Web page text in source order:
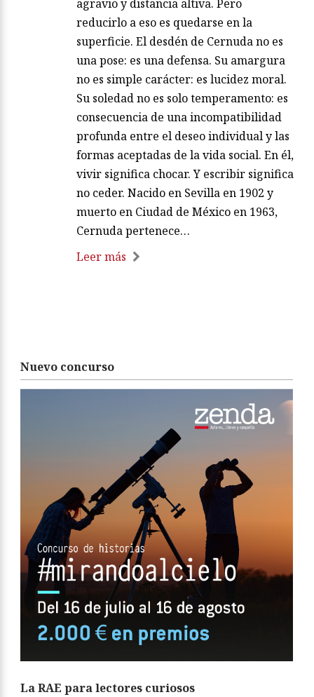
agravio y distancia altiva. Pero
reducirlo a eso es quedarse en la
superficie. El desdén de Cernuda no es
una pose: es una defensa. Su amargura
no es simple carácter: es lucidez moral.
Su soledad no es solo temperamento: es
consecuencia de una incompatibilidad
profunda entre el deseo individual y las
formas aceptadas de la vida social. En él,
vivir significa chocar. Y escribir significa
no ceder. Nacido en Sevilla en 1902 y
muerto en Ciudad de México en 1963,
Cernuda pertenece…
Leer más
Nuevo concurso
La RAE para lectores curiosos